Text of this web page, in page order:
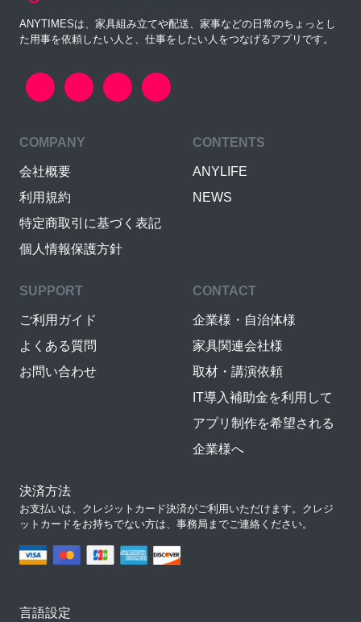
ANYTIMESは、家具組み立てや配送、家事などの日常のちょっとし
た用事を依頼したい人と、仕事をしたい人をつなげるアプリです。
COMPANY
会社概要
利用規約
特定商取引に基づく表記
個人情報保護方針
CONTENTS
ANYLIFE
NEWS
SUPPORT
ご利用ガイド
よくある質問
お問い合わせ
CONTACT
企業様・自治体様
家具関連会社様
取材・講演依頼
IT導入補助金を利用して
アプリ制作を希望される
企業様へ
決済方法
お支払いは、クレジットカード決済がご利用いただけます。クレジ
ットカードをお持ちでない方は、事務局までご連絡ください。
言語設定